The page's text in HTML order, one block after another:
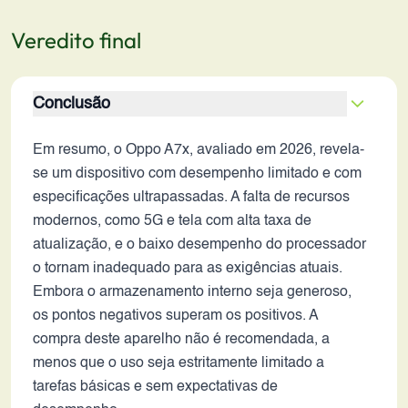
Veredito final
Conclusão
Em resumo, o Oppo A7x, avaliado em 2026, revela-
se um dispositivo com desempenho limitado e com
especificações ultrapassadas. A falta de recursos
modernos, como 5G e tela com alta taxa de
atualização, e o baixo desempenho do processador
o tornam inadequado para as exigências atuais.
Embora o armazenamento interno seja generoso,
os pontos negativos superam os positivos. A
compra deste aparelho não é recomendada, a
menos que o uso seja estritamente limitado a
tarefas básicas e sem expectativas de